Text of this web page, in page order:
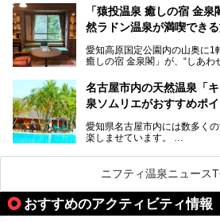
お好みの温泉施設を見つけて
「名古屋駅周辺ってサウナが
にするだけあり、アクセスの
今回は普段は男性専用となっ
さっそく取材してきました！
「猿投温泉 癒しの宿 金
然ラドン温泉が満喫でき
愛知高原国定公園内の山奥に1
癒しの宿 金泉閣」が、“しあわ
天然ラドン温泉が堪能できる
室、地元の食材と温泉水で作
ご紹介します。
名古屋市内の天然温泉「
泉ソムリエがおすすめポ
愛知県名古屋市内には数多く
楽しませています。
ムリエの目線で紹介していき
名古屋市内にはスーパー銭湯
行こうかな？」と悩んでしま
ぜひこの記事を参考にして「
てみるのはいかがでしょうか？
ニフティ温泉ニュース
おすすめのアクティビティ情報